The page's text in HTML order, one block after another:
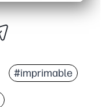
#imprimable